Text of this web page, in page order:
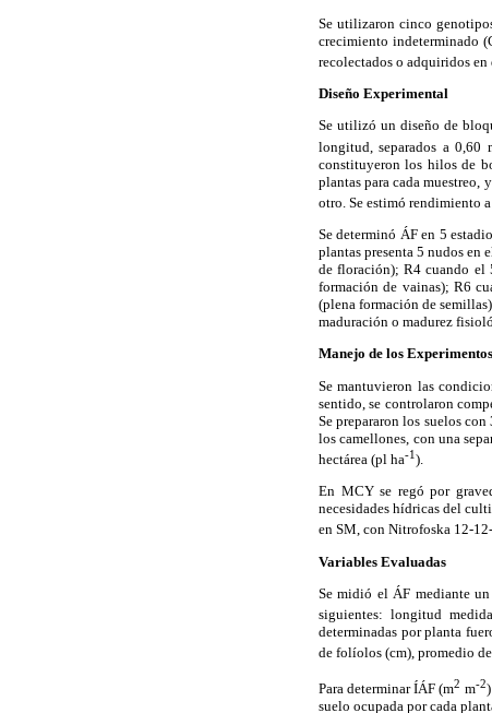
Se utilizaron cinco
crecimiento indeterminado
recolectados o adquiridos
Diseño Experimental
Se utilizó un diseño de
longitud, separados a
constituyeron los hilos de
plantas para cada muestreo,
otro. Se estimó rendimiento
Se determinó ÁF en 5
plantas presenta 5 nudos
de floración); R4 cuando el
formación de vainas); R6
(plena formación de
maduración o madurez
Manejo de los Experimentos
Se mantuvieron las
sentido, se controlaron
Se prepararon los suelos
los camellones, con una
hectárea (pl ha-1).
En MCY se regó por
necesidades hídricas del
en SM, con Nitrofoska 12-
Variables Evaluadas
Se midió el ÁF mediante
siguientes: longitud
determinadas por planta
de folíolos (cm), promedio
Para determinar ÍÁF (m2 m-2
suelo ocupada por cada